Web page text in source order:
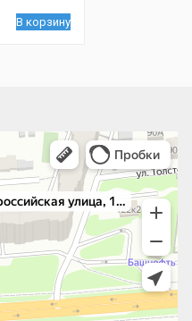
В корзину